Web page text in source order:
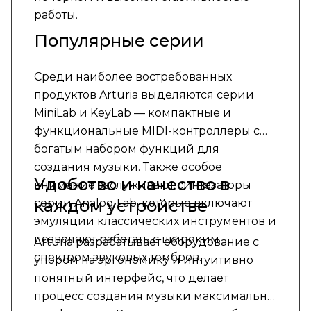
работы.
Популярные серии
Среди наиболее востребованных
продуктов Arturia выделяются серии
MiniLab и KeyLab — компактные и
функциональные MIDI-контроллеры с
богатым набором функций для
создания музыки. Также особое
внимание заслуживают синтезаторы
серии Analog Lab, которые включают
эмуляции классических инструментов и
позволяют работать с широким
спектром звуковых тембров.
Удобство и качество в
каждом устройстве
Arturia разрабатывает оборудование с
упором на эргономику и интуитивно
понятный интерфейс, что делает
процесс создания музыки максимально